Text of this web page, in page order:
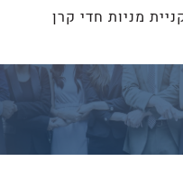
מניות חדי קרן